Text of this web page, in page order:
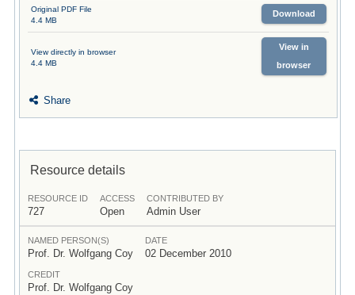
Original PDF File
4.4 MB
Download
View directly in browser
4.4 MB
View in
browser
Share
Resource details
RESOURCE ID
727
ACCESS
Open
CONTRIBUTED BY
Admin User
NAMED PERSON(S)
Prof. Dr. Wolfgang Coy
DATE
02 December 2010
CREDIT
Prof. Dr. Wolfgang Coy